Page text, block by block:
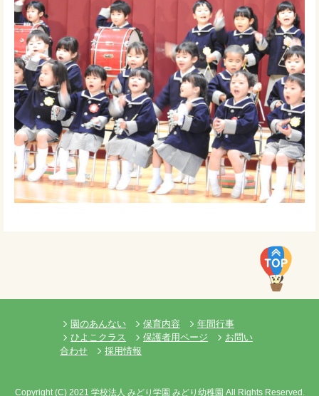
園のあんない 保育内容
年間行事
ひよこクラス
保護者用ページ
お問い
合わせ
採用情報
Copyright (C)2021 学校法人 みどり学園 みどり幼稚園 All Rights Reserved.